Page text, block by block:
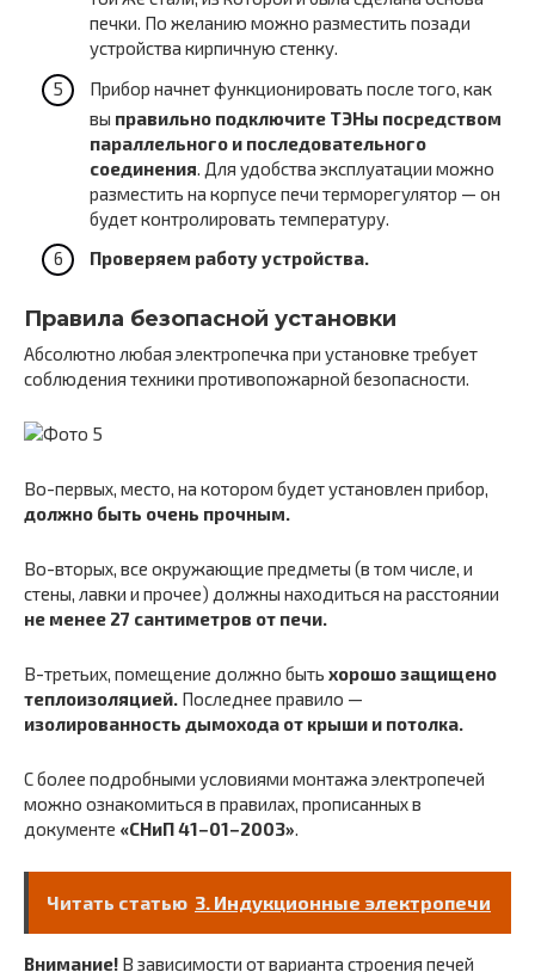
печки. По желанию можно разместить позади
устройства кирпичную стенку.
Прибор начнет функционировать после того, как
вы правильно подключите ТЭНы посредством
параллельного и последовательного
соединения. Для удобства эксплуатации можно
разместить на корпусе печи терморегулятор — он
будет контролировать температуру.
Проверяем работу устройства.
Правила безопасной установки
Абсолютно любая электропечка при установке требует
соблюдения техники противопожарной безопасности.
Во-первых, место, на котором будет установлен прибор,
должно быть очень прочным.
Во-вторых, все окружающие предметы (в том числе, и
стены, лавки и прочее) должны находиться на расстоянии
не менее 27 сантиметров от печи.
В-третьих, помещение должно быть хорошо защищено
теплоизоляцией. Последнее правило —
изолированность дымохода от крыши и потолка.
С более подробными условиями монтажа электропечей
можно ознакомиться в правилах, прописанных в
документе «СНиП 41−01−2003».
Читать статью 3. Индукционные электропечи
Внимание! В зависимости от варианта строения печей